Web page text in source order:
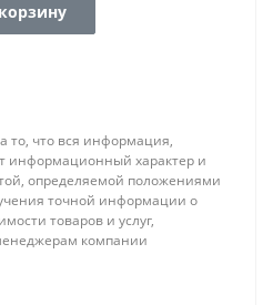
что вся информация,
информационный характер и
определяемой положениями
точной информации о
товаров и услуг,
компании